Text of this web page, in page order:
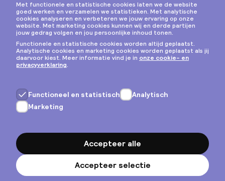
Privacy & cookies
Algemene voorwaarden